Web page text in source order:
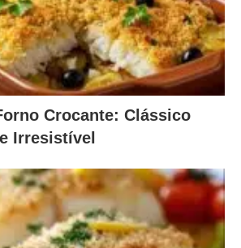
Crocante: Clássico
Irresistível